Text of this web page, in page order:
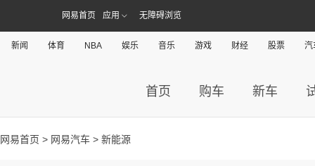
网易首页 应用 无障碍浏览
新闻 体育 NBA 娱乐 音乐 游戏 财经 股票 汽
首页 购车 新车
网易首页 > 网易汽车 > 新能源